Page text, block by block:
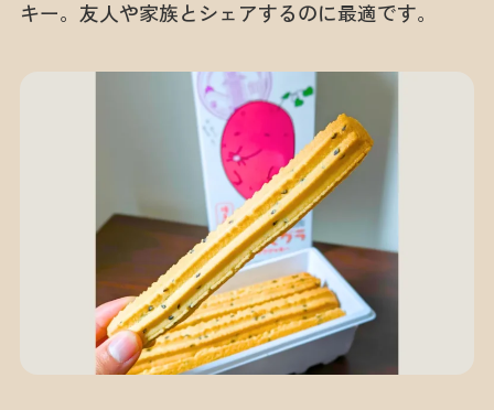
キー。友人や家族とシェアするのに最適です。